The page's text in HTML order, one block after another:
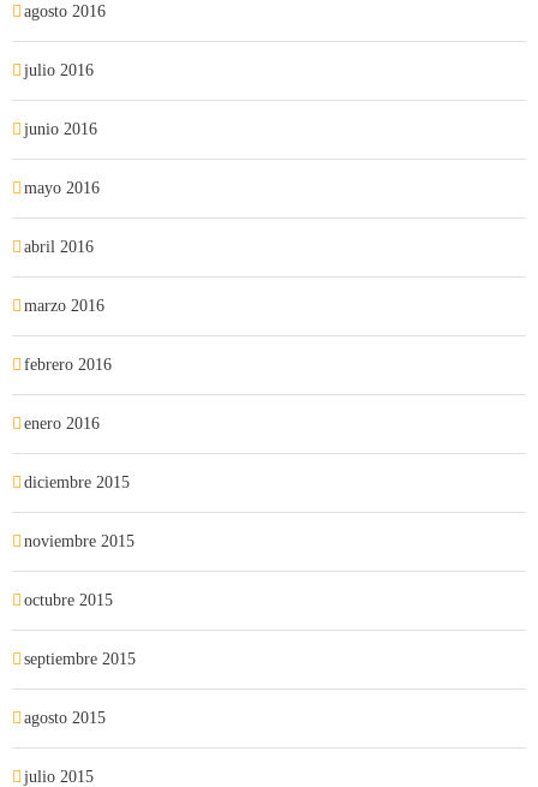
agosto 2016
julio 2016
junio 2016
mayo 2016
abril 2016
marzo 2016
febrero 2016
enero 2016
diciembre 2015
noviembre 2015
octubre 2015
septiembre 2015
agosto 2015
julio 2015